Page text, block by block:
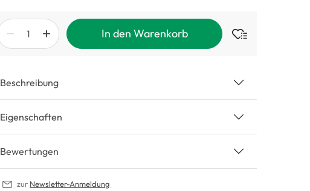
In den Warenkorb
Beschreibung
Eigenschaften
Bewertungen
zur Newsletter-Anmeldung